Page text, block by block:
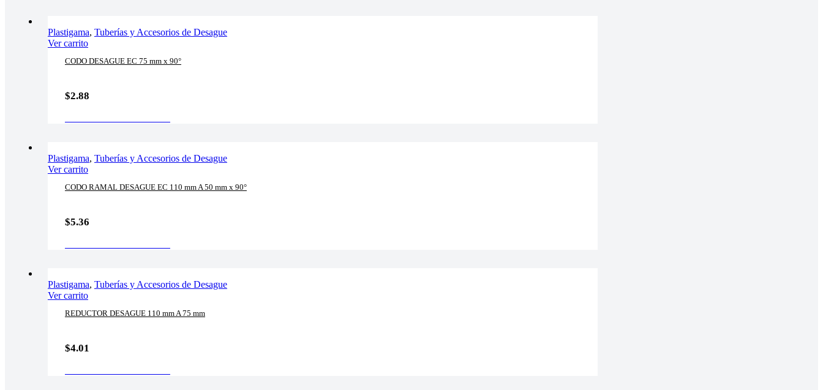
Plastigama, Tuberías y Accesorios de Desague
Ver carrito
CODO DESAGUE EC 75 mm x 90°
$2.88
Plastigama, Tuberías y Accesorios de Desague
Ver carrito
CODO RAMAL DESAGUE EC 110 mm A 50 mm x 90°
$5.36
Plastigama, Tuberías y Accesorios de Desague
Ver carrito
REDUCTOR DESAGUE 110 mm A 75 mm
$4.01